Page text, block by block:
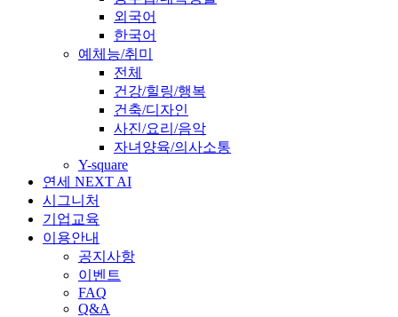
외국어
한국어
예체능/취미
전체
건강/힐링/행복
건축/디자인
사진/요리/음악
자녀양육/의사소통
Y-square
연세 NEXT AI
시그니처
기업교육
이용안내
공지사항
이벤트
FAQ
Q&A